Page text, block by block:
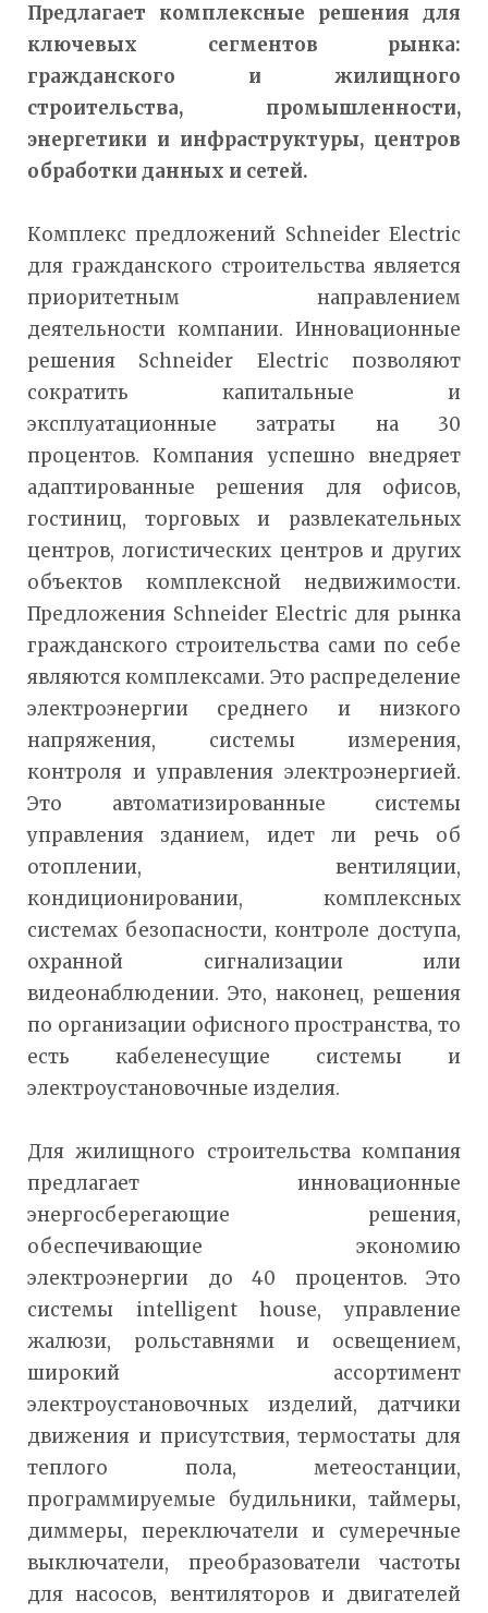
Предлагает комплексные решения для
ключевых сегментов рынка:
гражданского и жилищного
строительства, промышленности,
энергетики и инфраструктуры, центров
обработки данных и сетей.
Комплекс предложений Schneider Electric
для гражданского строительства является
приоритетным направлением
деятельности компании. Инновационные
решения Schneider Electric позволяют
сократить капитальные и
эксплуатационные затраты на 30
процентов. Компания успешно внедряет
адаптированные решения для офисов,
гостиниц, торговых и развлекательных
центров, логистических центров и других
объектов комплексной недвижимости.
Предложения Schneider Electric для рынка
гражданского строительства сами по себе
являются комплексами. Это распределение
электроэнергии среднего и низкого
напряжения, системы измерения,
контроля и управления электроэнергией.
Это автоматизированные системы
управления зданием, идет ли речь об
отоплении, вентиляции,
кондиционировании, комплексных
системах безопасности, контроле доступа,
охранной сигнализации или
видеонаблюдении. Это, наконец, решения
по организации офисного пространства, то
есть кабеленесущие системы и
электроустановочные изделия.
Для жилищного строительства компания
предлагает инновационные
энергосберегающие решения,
обеспечивающие экономию
электроэнергии до 40 процентов. Это
системы intelligent house, управление
жалюзи, рольставнями и освещением,
широкий ассортимент
электроустановочных изделий, датчики
движения и присутствия, термостаты для
теплого пола, метеостанции,
программируемые будильники, таймеры,
диммеры, переключатели и сумеречные
выключатели, преобразователи частоты
для насосов, вентиляторов и двигателей